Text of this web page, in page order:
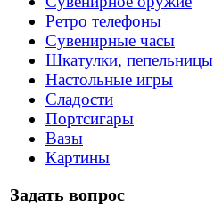
Ретро телефоны
Сувенирные часы
Шкатулки, пепельницы
Настольные игры
Сладости
Портсигары
Вазы
Картины
Задать вопрос